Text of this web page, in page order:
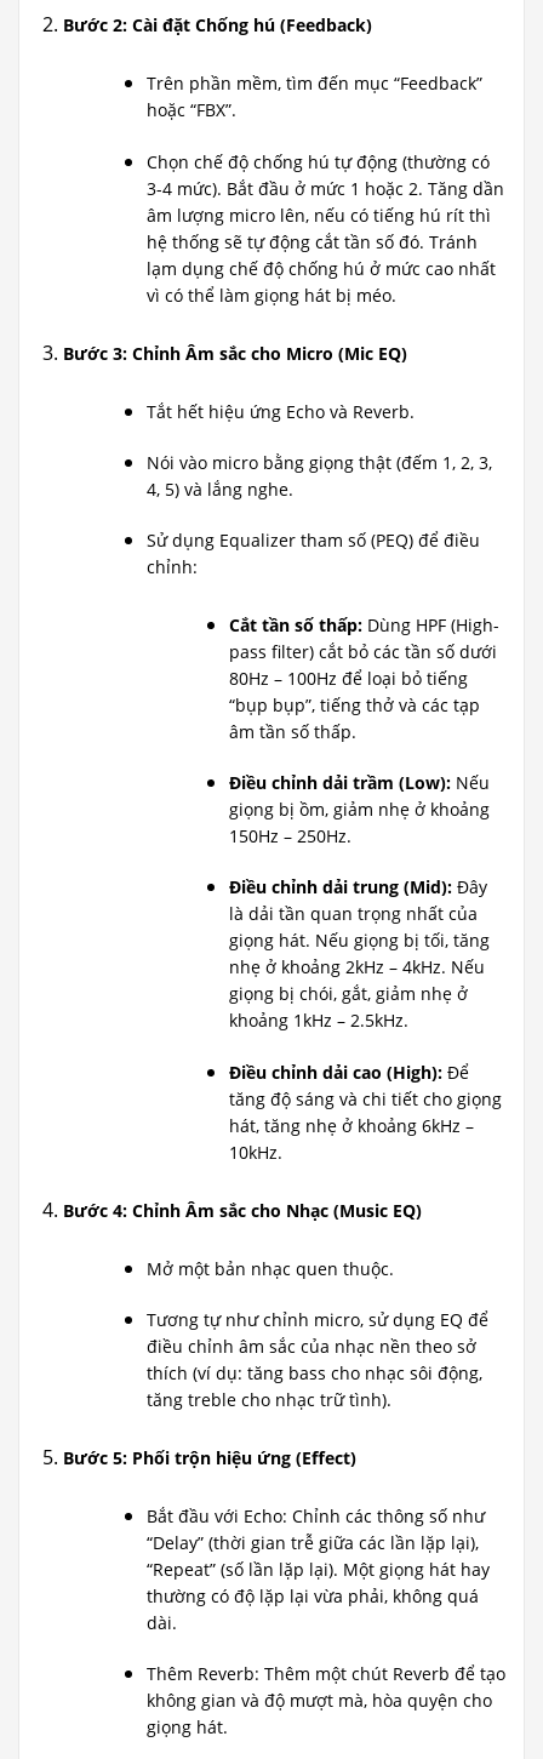
Bước 2: Cài đặt Chống hú (Feedback)
Trên phần mềm, tìm đến mục “Feedback”
hoặc “FBX”.
Chọn chế độ chống hú tự động (thường có
3-4 mức). Bắt đầu ở mức 1 hoặc 2. Tăng dần
âm lượng micro lên, nếu có tiếng hú rít thì
hệ thống sẽ tự động cắt tần số đó. Tránh
lạm dụng chế độ chống hú ở mức cao nhất
vì có thể làm giọng hát bị méo.
Bước 3: Chỉnh Âm sắc cho Micro (Mic EQ)
Tắt hết hiệu ứng Echo và Reverb.
Nói vào micro bằng giọng thật (đếm 1, 2, 3,
4, 5) và lắng nghe.
Sử dụng Equalizer tham số (PEQ) để điều
chỉnh:
Cắt tần số thấp: Dùng HPF (High-
pass filter) cắt bỏ các tần số dưới
80Hz – 100Hz để loại bỏ tiếng
“bụp bụp”, tiếng thở và các tạp
âm tần số thấp.
Điều chỉnh dải trầm (Low): Nếu
giọng bị ồm, giảm nhẹ ở khoảng
150Hz – 250Hz.
Điều chỉnh dải trung (Mid): Đây
là dải tần quan trọng nhất của
giọng hát. Nếu giọng bị tối, tăng
nhẹ ở khoảng 2kHz – 4kHz. Nếu
giọng bị chói, gắt, giảm nhẹ ở
khoảng 1kHz – 2.5kHz.
Điều chỉnh dải cao (High): Để
tăng độ sáng và chi tiết cho giọng
hát, tăng nhẹ ở khoảng 6kHz –
10kHz.
Bước 4: Chỉnh Âm sắc cho Nhạc (Music EQ)
Mở một bản nhạc quen thuộc.
Tương tự như chỉnh micro, sử dụng EQ để
điều chỉnh âm sắc của nhạc nền theo sở
thích (ví dụ: tăng bass cho nhạc sôi động,
tăng treble cho nhạc trữ tình).
Bước 5: Phối trộn hiệu ứng (Effect)
Bắt đầu với Echo: Chỉnh các thông số như
“Delay” (thời gian trễ giữa các lần lặp lại),
“Repeat” (số lần lặp lại). Một giọng hát hay
thường có độ lặp lại vừa phải, không quá
dài.
Thêm Reverb: Thêm một chút Reverb để tạo
không gian và độ mượt mà, hòa quyện cho
giọng hát.